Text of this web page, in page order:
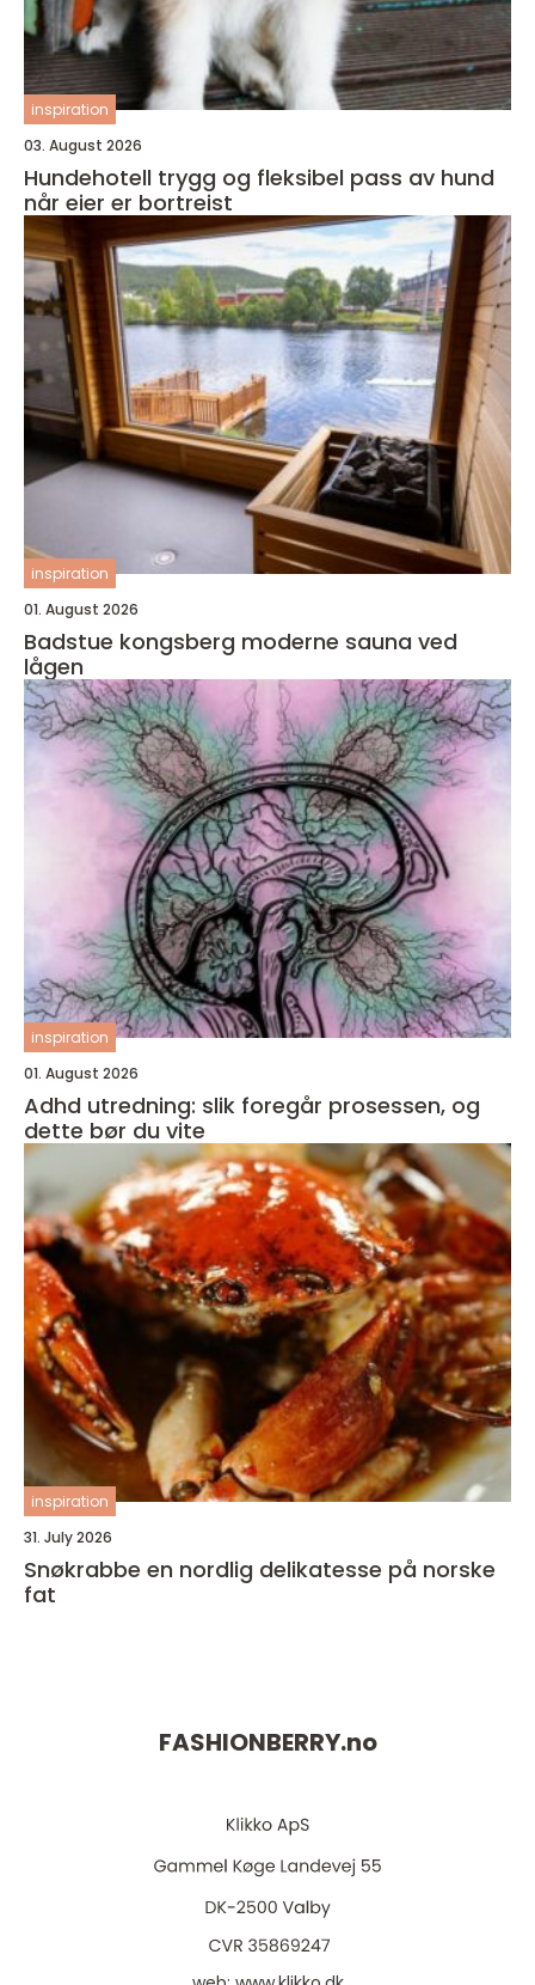
inspiration
03. August 2026
Hundehotell trygg og fleksibel pass av hund
når eier er bortreist
inspiration
01. August 2026
Badstue kongsberg moderne sauna ved
lågen
inspiration
01. August 2026
Adhd utredning: slik foregår prosessen, og
dette bør du vite
inspiration
31. July 2026
Snøkrabbe en nordlig delikatesse på norske
fat
FASHIONBERRY.no